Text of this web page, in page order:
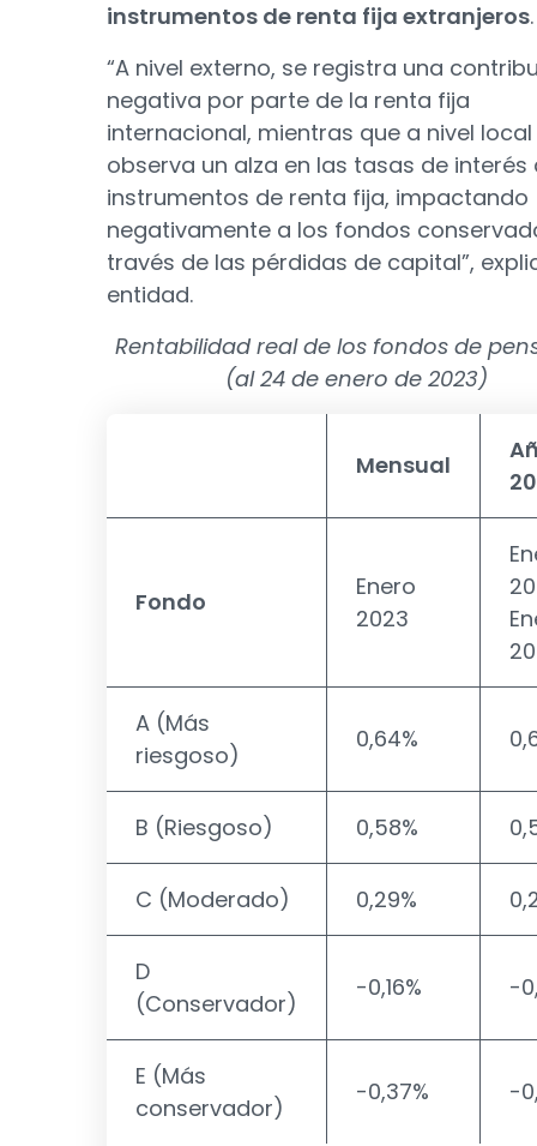
instrumentos de renta fija extranjeros.
“A nivel externo, se registra una
negativa por parte de la renta fija
internacional, mientras que a nivel local
observa un alza en las tasas de interés
instrumentos de renta fija, impactando
negativamente a los fondos
través de las pérdidas de capital”,
entidad.
Rentabilidad real de los fondos de
(al 24 de enero de 2023)
Mensual
Fondo
Enero
2023
A (Más
riesgoso)
0,64%
B (Riesgoso) 0,58%
C (Moderado) 0,29%
D
(Conservador)
-0,16% -
E (Más
conservador)
-0,37% -